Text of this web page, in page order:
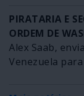
PIRATARIA E
ORDEM DE
Alex Saab,
Venezuela